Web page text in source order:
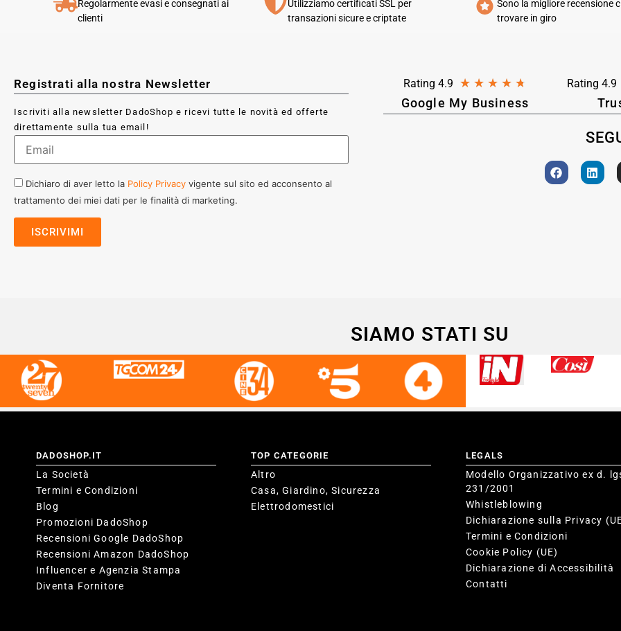
Regolarmente evasi e consegnati ai
clienti
Utilizziamo certificati SSL per
transazioni sicure e criptate
Sono la migliore recensione
trovare in giro
Registrati alla nostra Newsletter
Iscriviti alla newsletter DadoShop e ricevi tutte le novità ed offerte
direttamente sulla tua email!
Dichiaro di aver letto la Policy Privacy vigente sul sito ed acconsento al
trattamento dei miei dati per le finalità di marketing.
Rating 4.9 ★ ★ ★ ★ ★
Google My Business
Rating 4.9
SIAMO STATI SU
DADOSHOP.IT
La Società
Termini e Condizioni
Blog
Promozioni DadoShop
Recensioni Google DadoShop
Recensioni Amazon DadoShop
Influencer e Agenzia Stampa
Diventa Fornitore
TOP CATEGORIE
Altro
Casa, Giardino, Sicurezza
Elettrodomestici
LEGALS
Modello Organizzativo ex d.
231/2001
Whistleblowing
Dichiarazione sulla Privacy
Termini e Condizioni
Cookie Policy (UE)
Dichiarazione di Accessibilità
Contatti